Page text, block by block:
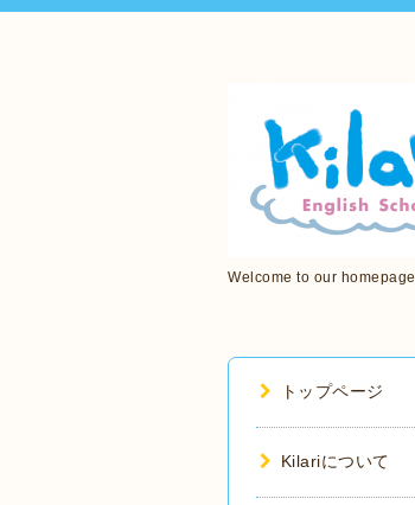
Welcome to our homepage
トップページ
Kilariについて